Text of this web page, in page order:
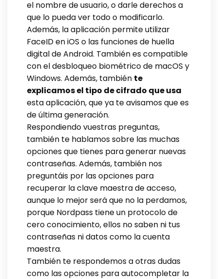
el nombre de usuario, o darle derechos a
que lo pueda ver todo o modificarlo.
Además, la aplicación permite utilizar
FaceID en iOS o las funciones de huella
digital de Android. También es compatible
con el desbloqueo biométrico de macOS y
Windows. Además, también te
explicamos el tipo de cifrado que usa
esta aplicación, que ya te avisamos que es
de última generación.
Respondiendo vuestras preguntas,
también te hablamos sobre las muchas
opciones que tienes para generar nuevas
contraseñas. Además, también nos
preguntáis por las opciones para
recuperar la clave maestra de acceso,
aunque lo mejor será que no la perdamos,
porque Nordpass tiene un protocolo de
cero conocimiento, ellos no saben ni tus
contraseñas ni datos como la cuenta
maestra.
También te respondemos a otras dudas
como las opciones para autocompletar la